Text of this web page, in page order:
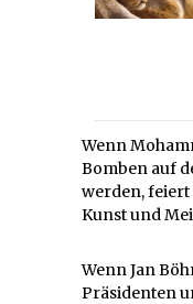
Wenn
Bomben auf
werden, feiert
Kunst und
Wenn Jan
Präsidenten